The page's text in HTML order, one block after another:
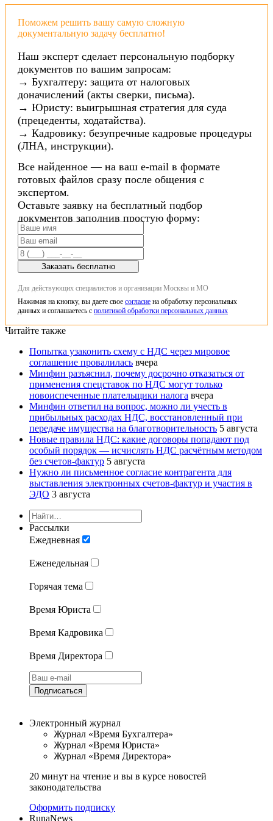
Поможем решить вашу самую сложную
документальную задачу бесплатно!
Наш эксперт сделает персональную подборку
документов по вашим запросам:
→ Бухгалтеру: защита от налоговых
доначислений (акты сверки, письма).
→ Юристу: выигрышная стратегия для суда
(прецеденты, ходатайства).
→ Кадровику: безупречные кадровые процедуры
(ЛНА, инструкции).
Все найденное — на ваш e-mail в формате
готовых файлов сразу после общения с
экспертом.
Оставьте заявку на бесплатный подбор
документов заполнив простую форму:
Заказать бесплатно
Для действующих специалистов и организации Москвы и МО
Нажимая на кнопку, вы даете свое согласие на обработку персональных
данных и соглашаетесь с политикой обработки персональных данных
Читайте также
Попытка узаконить схему с НДС через мировое
соглашение провалилась вчера
Минфин разъяснил, почему досрочно отказаться от
применения спецставок по НДС могут только
новоиспеченные плательщики налога вчера
Минфин ответил на вопрос, можно ли учесть в
прибыльных расходах НДС, восстановленный при
передаче имущества на благотворительность 5 августа
Новые правила НДС: какие договоры попадают под
особый порядок — исчислять НДС расчётным методом
без счетов-фактур 5 августа
Нужно ли письменное согласие контрагента для
выставления электронных счетов-фактур и участия в
ЭДО 3 августа
Рассылки
Ежедневная
Еженедельная
Горячая тема
Время Юриста
Время Кадровика
Время Директора
Подписаться
Электронный журнал
Журнал «Время Бухгалтера»
Журнал «Время Юриста»
Журнал «Время Директора»
20 минут на чтение и вы в курсе новостей
законодательства
Оформить подписку
RunaNews